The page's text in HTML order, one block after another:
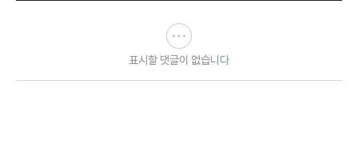
표시할 댓글이 없습니다